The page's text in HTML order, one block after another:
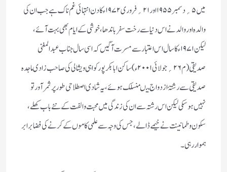
میں ۵؍ دسمبر ۱۹۵۵ اور ۲۱؍ فروری۱۹۷۲ء کا دن انتہائی غم ناک ہے جب ان کی
والدہ اور والد نے اس دنیا سے رخت سفر باندھا ، خوشی کے ایام بھی بہت آئے ،
لیکن ۱۹۷۱ء کا سال اس اعتبار سے مسرت آگیں کہ اسی سال جناب عبد المغنی
صدیقی (م۲۶؍ جولائی ۲۰۰۱ء) ساکن ابا بکر پور کواہی ویشالی کی صاحب زادی ماجدہ
صدیقی سے رشتۂ ازدواج میںمنسلک ہوئے ، یہ شادی اصطلاحی طور پر ثمر آور تو
نہیں ہو سکی لیکن اس رشتہ سے ان کی زندگی میں محبت والفت کے نئے باب کھلے ،
سکون وطمانینت نے خیمے ڈالے ،جس کی وجہ سے علمی کاموں کے کرنے کی فضا برابر
ہموار رہی۔